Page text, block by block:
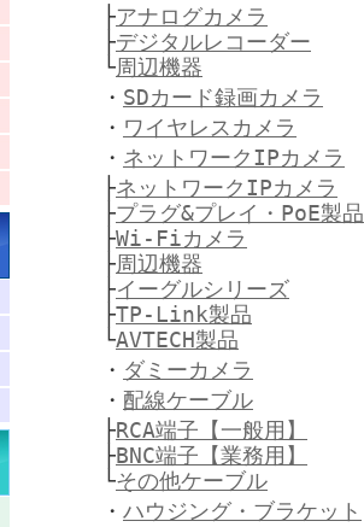
├アナログカメラ
├デジタルレコーダー
└周辺機器
・ SDカード録画カメラ
・ ワイヤレスカメラ
・ ネットワークIPカメラ
├ネットワークIPカメラ
├プラグ&プレイ・PoE製品
├Wi-Fiカメラ
├周辺機器
├イーグルシリーズ
├TP-Link製品
└AVTECH製品
・ ダミーカメラ
・ 配線ケーブル
├RCA端子【一般用】
├BNC端子【業務用】
└その他ケーブル
・ ハウジング・ブラケット